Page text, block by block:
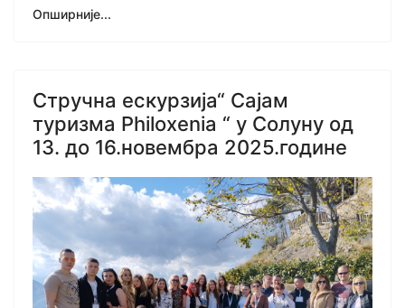
Опширније...
Стручна ескурзија“ Сајам
туризма Philoxenia “ у Солуну од
13. до 16.новембра 2025.године